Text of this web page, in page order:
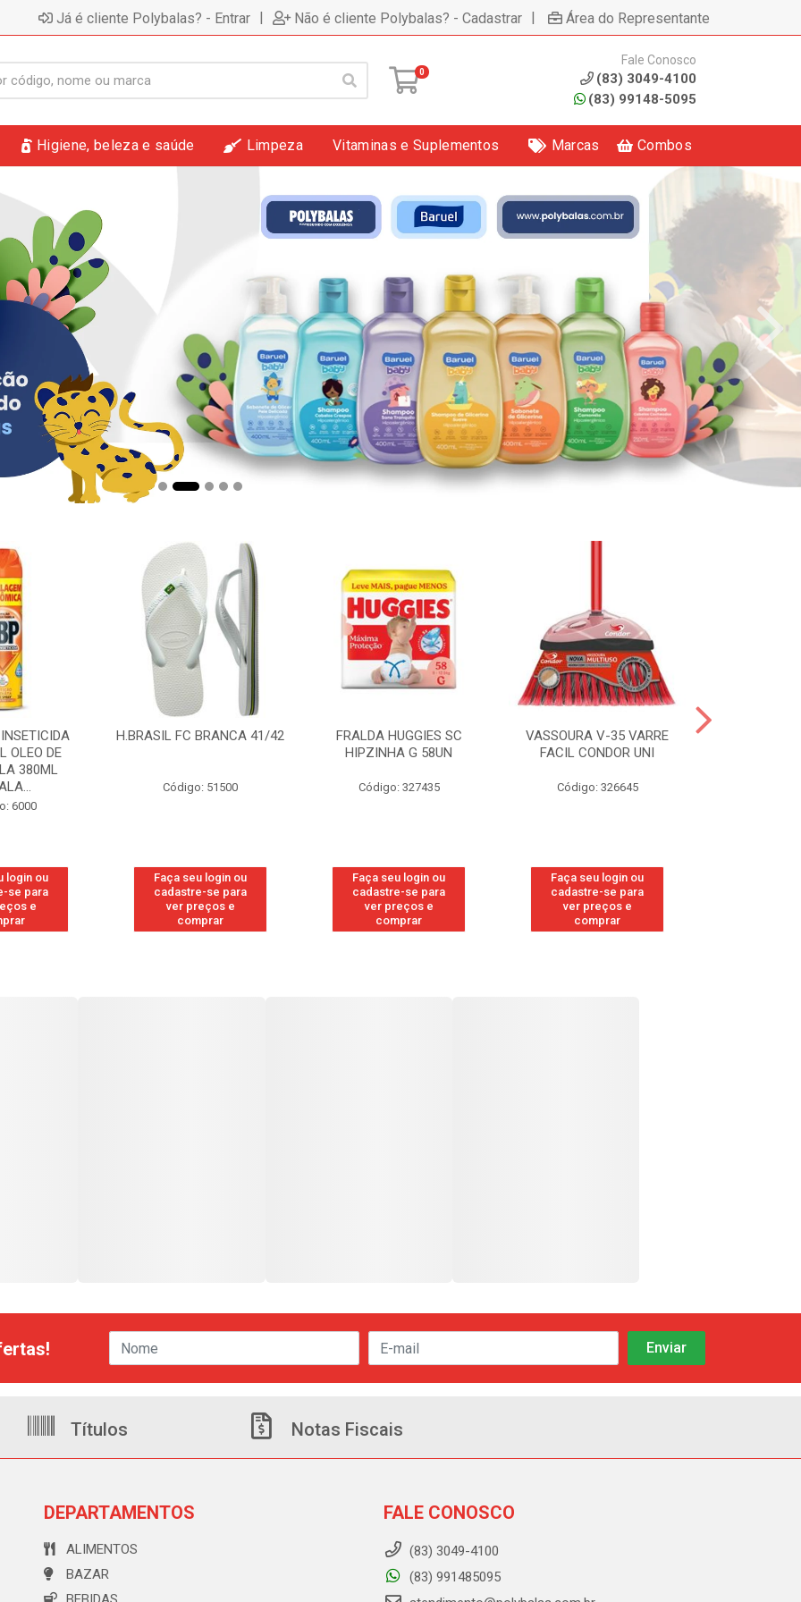
Já é cliente Polybalas? - Entrar | Não é cliente Polybalas? - Cadastrar | Área do Representante
0
Fale Conosco
(83) 3049-4100
(83) 99148-5095
Higiene, beleza e saúde Limpeza Vitaminas e Suplementos Marcas Combos
OLEO DE
380ML
6000
login ou
se para
e
H.BRASIL FC BRANCA 41/42
Código: 51500
Faça seu login ou
cadastre-se para
ver preços e
comprar
FRALDA HUGGIES SC
HIPZINHA G 58UN
Código: 327435
Faça seu login ou
cadastre-se para
ver preços e
comprar
VASSOURA V-35 VARRE
FACIL CONDOR UNI
Código: 326645
Faça seu login ou
cadastre-se para
ver preços e
comprar
Títulos Notas Fiscais
DEPARTAMENTOS
ALIMENTOS
BAZAR
FALE CONOSCO
(83) 3049-4100
(83) 991485095